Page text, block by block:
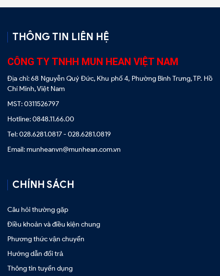
THÔNG TIN LIÊN HỆ
CÔNG TY TNHH MUN HEAN VIỆT NAM
Địa chỉ: 68 Nguyễn Quý Đức, Khu phố 4, Phường Bình Trưng, TP. Hồ
Chí Minh, Việt Nam
MST: 0311526797
Hotline: 0848.11.66.00
Tel: 028.6281.0817 - 028.6281.0819
Email: munheanvn@munhean.com.vn
CHÍNH SÁCH
Câu hỏi thường gặp
Điều khoản và điều kiện chung
Phương thức vận chuyển
Hướng dẫn đổi trả
Thông tin tuyển dụng